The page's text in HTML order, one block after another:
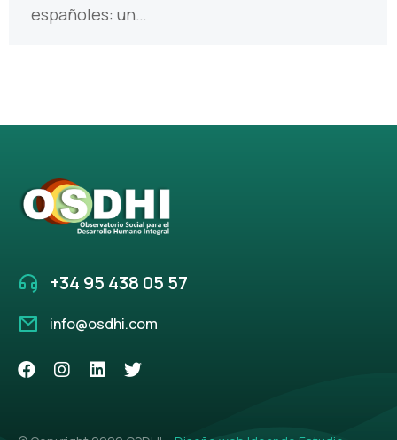
españoles: un…
+34 95 438 05 57
info@osdhi.com